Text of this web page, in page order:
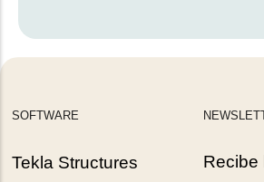
SOFTWARE
Tekla Structures
Recibe